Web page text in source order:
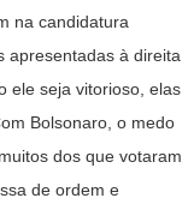
na candidatura
apresentadas à direita
ele seja vitorioso, elas
Bolsonaro, o medo
dos que votaram
de ordem e